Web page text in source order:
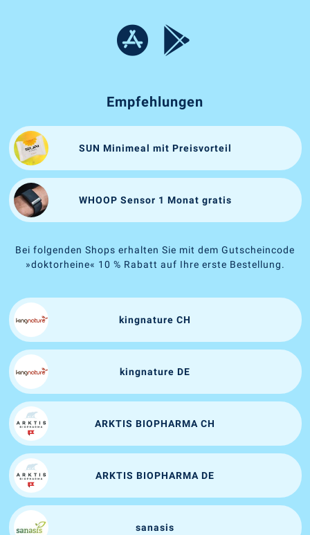
Empfehlungen
SUN Minimeal mit Preisvorteil
WHOOP Sensor 1 Monat gratis
Bei folgenden Shops erhalten Sie mit dem Gutscheincode
»doktorheine« 10 % Rabatt auf Ihre erste Bestellung.
kingnature CH
kingnature DE
ARKTIS BIOPHARMA CH
ARKTIS BIOPHARMA DE
sanasis